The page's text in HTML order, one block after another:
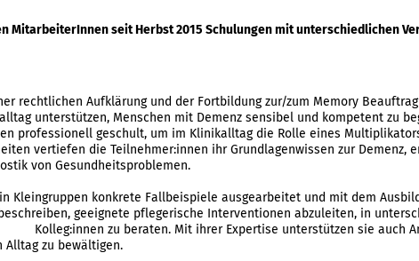
seit Herbst 2015 Schulungen mit unterschiedlichen
rechtlichen Aufklärung und der Fortbildung zur/zum Memory
unterstützen, Menschen mit Demenz sensibel und kompetent zu
professionell geschult, um im Klinikalltag die Rolle eines
vertiefen die Teilnehmer:innen ihr Grundlagenwissen zur Demenz,
von Gesundheitsproblemen.
Kleingruppen konkrete Fallbeispiele ausgearbeitet und mit dem
geeignete pflegerische Interventionen abzuleiten, in
Kolleg:innen zu beraten. Mit ihrer Expertise unterstützen sie auch
Alltag zu bewältigen.